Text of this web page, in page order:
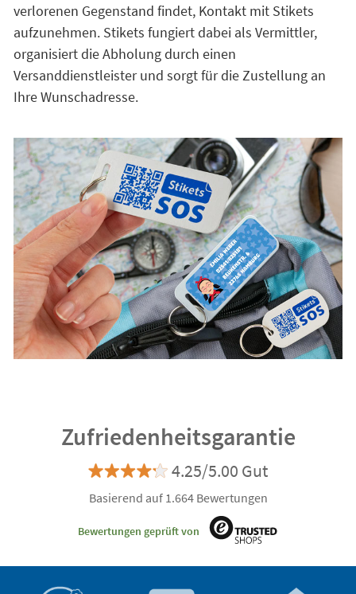
verlorenen Gegenstand findet, Kontakt mit Stikets
aufzunehmen. Stikets fungiert dabei als Vermittler,
organisiert die Abholung durch einen
Versanddienstleister und sorgt für die Zustellung an
Ihre Wunschadresse.
Zufriedenheitsgarantie
4.25/5.00 Gut
Basierend auf 1.664 Bewertungen
Bewertungen geprüft von